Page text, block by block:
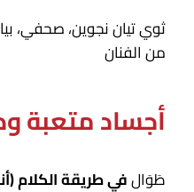
من الفنان
أجساد متعبة
طَوَالفي طريقة الكلام